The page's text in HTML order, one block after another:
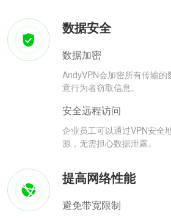
数据安全
数据加密
AndyVPN会加密所有传输
意行为者窃取信息。
安全远程访问
企业员工可以通过VPN安全
源，无需担心数据泄露。
提高网络性能
避免带宽限制